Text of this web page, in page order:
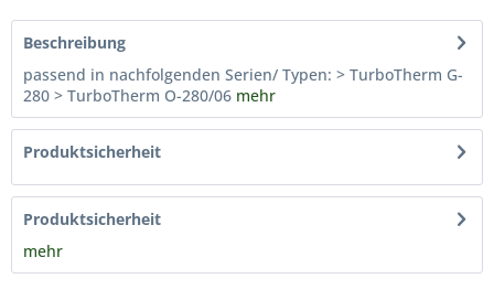
Beschreibung
passend in nachfolgenden Serien/ Typen: > TurboTherm G-
280 > TurboTherm O-280/06 mehr
Produktsicherheit
Produktsicherheit
mehr